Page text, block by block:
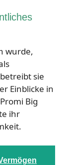
wurde,
sie
Einblicke in
Big
ihr